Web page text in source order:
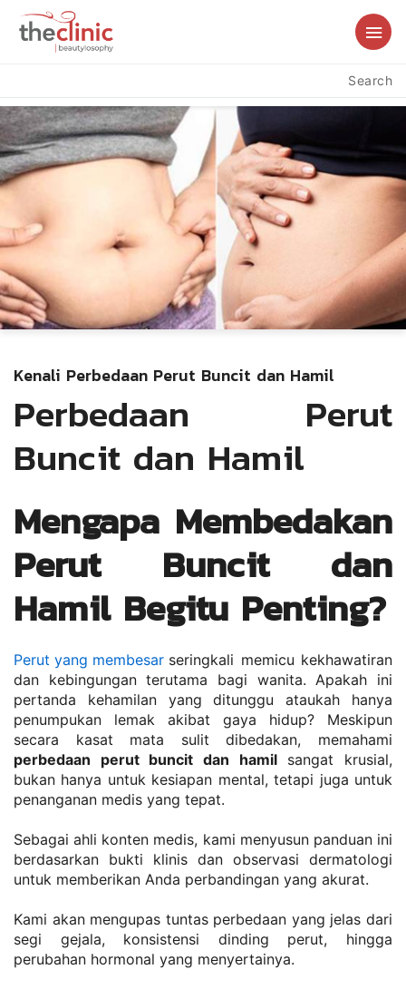
Search
Kenali Perbedaan Perut Buncit dan Hamil
Perbedaan Perut
Buncit dan Hamil
Mengapa Membedakan
Perut Buncit dan
Hamil Begitu Penting?
Perut yang membesar seringkali memicu kekhawatiran
dan kebingungan terutama bagi wanita. Apakah ini
pertanda kehamilan yang ditunggu ataukah hanya
penumpukan lemak akibat gaya hidup? Meskipun
perbedaan perut buncit dan hamil sangat krusial,
bukan hanya untuk kesiapan mental, tetapi juga untuk
penanganan medis yang tepat.
Sebagai ahli konten medis, kami menyusun panduan ini
berdasarkan bukti klinis dan observasi dermatologi
untuk memberikan Anda perbandingan yang akurat.
Kami akan mengupas tuntas perbedaan yang jelas dari
segi gejala, konsistensi dinding perut, hingga
perubahan hormonal yang menyertainya.